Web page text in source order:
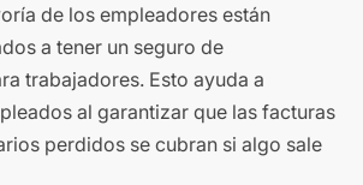
de los empleadores están
a tener un seguro de
trabajadores. Esto ayuda a
al garantizar que las facturas
perdidos se cubran si algo sale